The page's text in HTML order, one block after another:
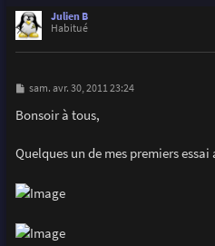
Julien B
Habitué
M
s
s
e
sam. avr. 30, 2011 23:24
Bonsoir à tous,
Quelques un de mes premiers